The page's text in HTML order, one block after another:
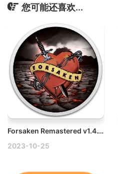
您可能还喜欢...
Forsaken Remastered v1.4.1(22928) Mac放逐者：重制版
2023-10-25